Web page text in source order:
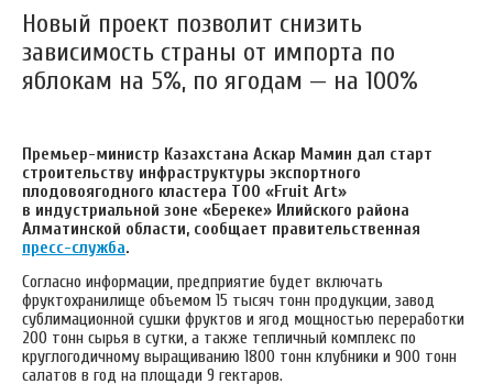
Новый проект позволит снизить
зависимость страны от импорта по
яблокам на 5%, по ягодам — на 100%
Премьер-министр Казахстана Аскар Мамин дал старт
строительству инфраструктуры экспортного
плодовоягодного кластера ТОО «Fruit Art»
в индустриальной зоне «Береке» Илийского района
Алматинской области, сообщает правительственная
пресс-служба.
Согласно информации, предприятие будет включать
фруктохранилище объемом 15 тысяч тонн продукции, завод
сублимационной сушки фруктов и ягод мощностью переработки
200 тонн сырья в сутки, а также тепличный комплекс по
круглогодичному выращиванию 1800 тонн клубники и 900 тонн
салатов в год на площади 9 гектаров.